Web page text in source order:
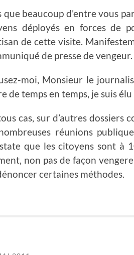
que beaucoup d’entre vous
déployés en forces de
de cette visite.
de presse de
moi, Monsieur le
de temps en temps, je suis
cas, sur d’autres dossiers
réunions
que les citoyens sont à
non pas de façon
certaines méthodes.